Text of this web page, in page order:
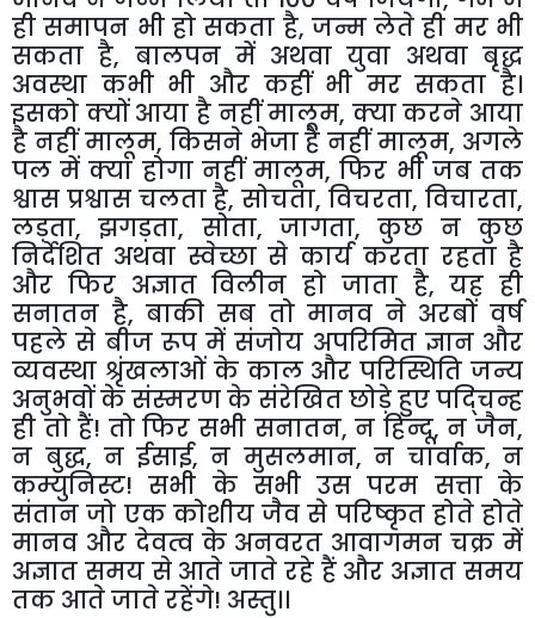
ही समापन भी हो सकता है, जन्म लेते ही मर भी
सकता है, बालपन में अथवा युवा अथवा बृद्ध
अवस्था कभी भी और कहीं भी मर सकता है।
इसको क्यों आया है नहीं मालूम, क्या करने आया
है नहीं मालूम, किसने भेजा है नहीं मालूम, अगले
पल में क्या होगा नहीं मालूम, फिर भी जब तक
श्वास प्रश्वास चलता है, सोचता, विचरता, विचारता,
लड़ता, झगड़ता, सोता, जागता, कुछ न कुछ
निर्देशित अथवा स्वेच्छा से कार्य करता रहता है
और फिर अज्ञात विलीन हो जाता है, यह ही
सनातन है, बाकी सब तो मानव ने अरबों वर्ष
पहले से बीज रूप में संजोय अपरिमित ज्ञान और
व्यवस्था श्रृंखलाओं के काल और परिस्थिति जन्य
अनुभवों के संस्मरण के संरेखित छोड़े हुए पद्चिन्ह
ही तो हैं! तो फिर सभी सनातन, न हिन्दू, न जैन,
न बुद्ध, न ईसाई, न मुसलमान, न चार्वाक, न
कम्युनिस्ट! सभी के सभी उस परम सत्ता के
संतान जो एक कोशीय जैव से परिष्कृत होते होते
मानव और देवत्व के अनवरत आवागमन चक्र में
अज्ञात समय से आते जाते रहे हैं और अज्ञात समय
तक आते जाते रहेंगे! अस्तु।।